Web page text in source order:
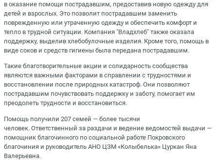
в оказание помощи пострадавшим, предоставив новую одежду для
детей и взрослых. Это позволит пострадавшим заменить
поврежденную или утраченную одежду и обеспечить комфорт и
тепло в трудной ситуации. Компания "Владхлеб" также оказала
поддержку, выделив хлебобулочные изделия. Кроме того, помощь в
виде соков и средств гигиены была передана пострадавшим.
Такие благотворительные акции и солидарность сообщества
являются важными факторами в справлении с трудностями и
восстановлении после природных катастроф. Они позволяют
пострадавшим почувствовать поддержку и заботу, помогает им
преодолеть трудности и восстановиться.
Помощь получили 207 семей — более тысячи
человек. Ответственный за раздачи и ведение ведомостей выдачи —
помощник благочинного по социальной работе Покровского
благочиния и руководитель АНО ЦЗМ «Колыбелька» Цуркан Яна
Валерьевна.